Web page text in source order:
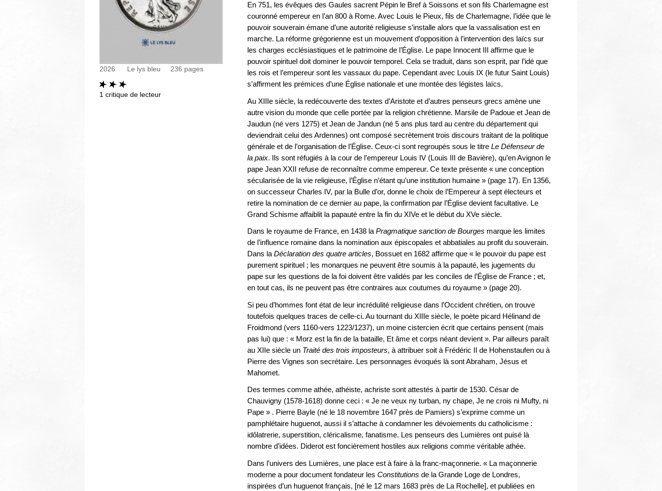
2026 Le lys bleu 236 pages
1 critique de lecteur
En 751, les évêques des Gaules sacrent Pépin le Bref à Soissons et son fils Charlemagne est
couronné empereur en l’an 800 à Rome. Avec Louis le Pieux, fils de Charlemagne, l’idée que le
pouvoir souverain émane d’une autorité religieuse s’installe alors que la vassalisation est en
marche. La réforme grégorienne est un mouvement d’opposition à l’intervention des laïcs sur
les charges ecclésiastiques et le patrimoine de l’Église. Le pape Innocent III affirme que le
pouvoir spirituel doit dominer le pouvoir temporel. Cela se traduit, dans son esprit, par l’idé que
les rois et l’empereur sont les vassaux du pape. Cependant avec Louis IX (le futur Saint Louis)
s’affirment les prémices d’une Église nationale et une montée des légistes laïcs.
Au XIIIe siècle, la redécouverte des textes d’Aristote et d’autres penseurs grecs amène une
autre vision du monde que celle portée par la religion chrétienne. Marsile de Padoue et Jean de
Jaudun (né vers 1275) et Jean de Jandun (né 5 ans plus tard au centre du département qui
deviendrait celui des Ardennes) ont composé secrètement trois discours traitant de la politique
générale et de l’organisation de l’Église. Ceux-ci sont regroupés sous le titre Le Défenseur de
la paix. Ils sont réfugiés à la cour de l’empereur Louis IV (Louis III de Bavière), qu’en Avignon le
pape Jean XXII refuse de reconnaître comme empereur. Ce texte présente « une conception
sécularisée de la vie religieuse, l’Église n’étant qu’une institution humaine » (page 17). En 1356,
on successeur Charles IV, par la Bulle d’or, donne le choix de l’Empereur à sept électeurs et
retire la nomination de ce dernier au pape, la confirmation par l’Église devient facultative. Le
Grand Schisme affaiblit la papauté entre la fin du XIVe et le début du XVe siècle.
Dans le royaume de France, en 1438 la Pragmatique sanction de Bourges marque les limites
de l’influence romaine dans la nomination aux épiscopales et abbatiales au profit du souverain.
Dans la Déclaration des quatre articles, Bossuet en 1682 affirme que « le pouvoir du pape est
purement spirituel ; les monarques ne peuvent être soumis à la papauté, les jugements du
pape sur les questions de la foi doivent être validés par les conciles de l’Église de France ; et,
en tout cas, ils ne peuvent pas être contraires aux coutumes du royaume » (page 20).
Si peu d’hommes font état de leur incrédulité religieuse dans l’Occident chrétien, on trouve
toutefois quelques traces de celle-ci. Au tournant du XIIIe siècle, le poète picard Hélinand de
Froidmond (vers 1160-vers 1223/1237), un moine cistercien écrit que certains pensent (mais
pas lui) que : « Morz est la fin de la bataille, Et âme et corps néant devient ». Par ailleurs paraît
au XIIe siècle un Traité des trois imposteurs, à attribuer soit à Frédéric II de Hohenstaufen ou à
Pierre des Vignes son secrétaire. Les personnages évoqués là sont Abraham, Jésus et
Mahomet.
Des termes comme athée, athéiste, achriste sont attestés à partir de 1530. César de
Chauvigny (1578-1618) donne ceci : « Je ne veux ny turban, ny chape, Je ne crois ni Mufty, ni
Pape » . Pierre Bayle (né le 18 novembre 1647 près de Pamiers) s’exprime comme un
pamphlétaire huguenot, aussi il s’attache à condamner les dévoiements du catholicisme :
idôlatrerie, superstition, cléricalisme, fanatisme. Les penseurs des Lumières ont puisé là
nombre d’idées. Diderot est foncièrement hostiles aux religions comme véritable athée.
Dans l’univers des Lumières, une place est à faire à la franc-maçonnerie. « La maçonnerie
moderne a pour document fondateur les Constitutions de la Grande Loge de Londres,
inspirées d’un huguenot français, [né le 12 mars 1683 près de La Rochelle], et publiées en